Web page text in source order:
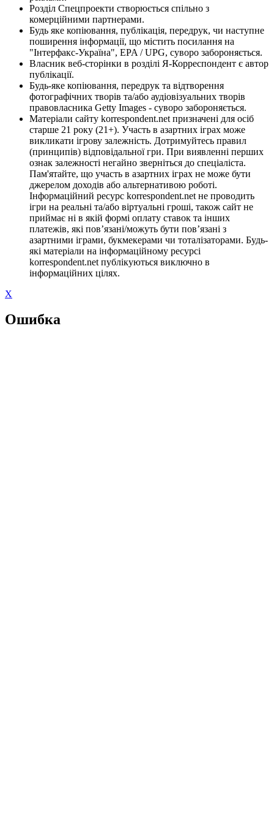
Розділ Спецпроекти створюється спільно з
комерційними партнерами.
Будь яке копіювання, публікація, передрук, чи наступне
поширення інформації, що містить посилання на
"Інтерфакс-Україна", EPA / UPG, суворо забороняється.
Власник веб-сторінки в розділі Я-Корреспондент є автор
публікації.
Будь-яке копіювання, передрук та відтворення
фотографічних творів та/або аудіовізуальних творів
правовласника Getty Images - суворо забороняється.
Матеріали сайту korrespondent.net призначені для осіб
старше 21 року (21+). Участь в азартних іграх може
викликати ігрову залежність. Дотримуйтесь правил
(принципів) відповідальної гри. При виявленні перших
ознак залежності негайно зверніться до спеціаліста.
Пам'ятайте, що участь в азартних іграх не може бути
джерелом доходів або альтернативою роботі.
Інформаційний ресурс korrespondent.net не проводить
ігри на реальні та/або віртуальні гроші, також сайт не
приймає ні в якій формі оплату ставок та інших
платежів, які пов’язані/можуть бути пов’язані з
азартними іграми, букмекерами чи тоталізаторами. Будь-
які матеріали на інформаційному ресурсі
korrespondent.net публікуються виключно в
інформаційних цілях.
X
Ошибка